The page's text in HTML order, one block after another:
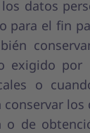
datos
para el fin
exigido por
o
los
o de